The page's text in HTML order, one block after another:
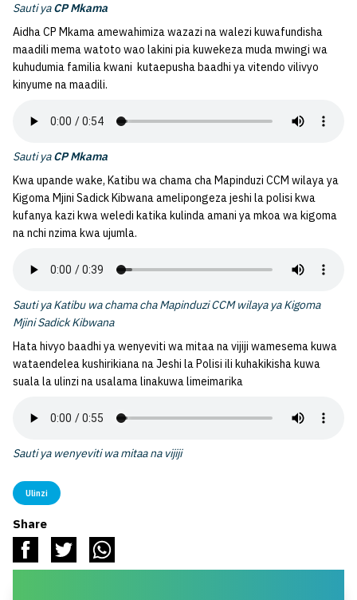
Sauti yaCP Mkama
Aidha CP Mkama amewahimiza wazazi na walezi kuwafundisha
maadili mema watoto wao lakini pia kuwekeza muda mwingi wa
kuhudumia familia kwani kutaepusha baadhi ya vitendo vilivyo
kinyume na maadili.
Sauti yaCP Mkama
Kwa upande wake, Katibu wa chama cha Mapinduzi CCM wilaya ya
Kigoma Mjini Sadick Kibwana amelipongeza jeshi la polisi kwa
kufanya kazi kwa weledi katika kulinda amani ya mkoa wa kigoma
na nchi nzima kwa ujumla.
Sauti ya Katibu wa chama cha Mapinduzi CCM wilaya ya Kigoma
Mjini Sadick Kibwana
Hata hivyo baadhi ya wenyeviti wa mitaa na vijiji wamesema kuwa
wataendelea kushirikiana na Jeshi la Polisi ili kuhakikisha kuwa
suala la ulinzi na usalama linakuwa limeimarika
Sauti ya wenyeviti wa mitaa na vijiji
Ulinzi
Share